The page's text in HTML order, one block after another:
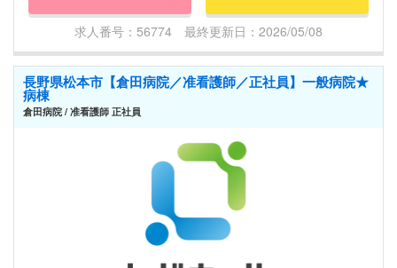
求人番号：56774 最終更新日：2026/05/08
長野県松本市【倉田病院／准看護師／正社員】一般病院★
病棟
倉田病院 / 准看護師 正社員